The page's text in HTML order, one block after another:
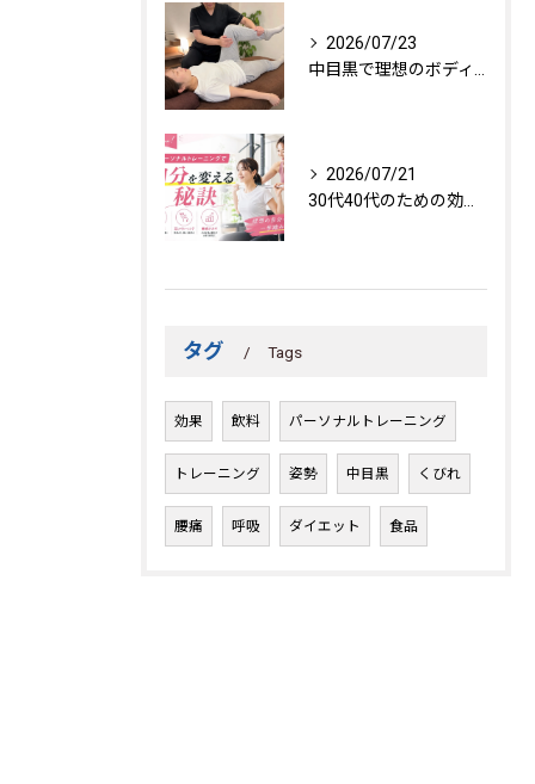
2026/07/23
2026/07/21
タグ Tags
効果 飲料 パーソナルトレーニング
トレーニング 姿勢 中目黒 くびれ
腰痛 呼吸 ダイエット 食品